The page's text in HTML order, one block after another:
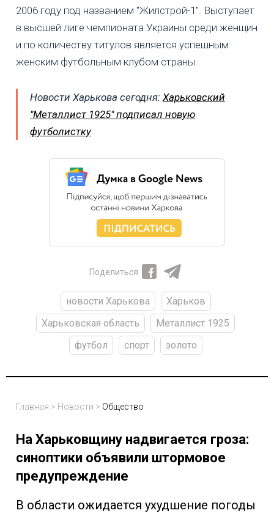
2006 году под названием "Жилстрой-1". Выступает
в высшей лиге чемпионата Украины среди женщин
и по количеству титулов является успешным
женским футбольным клубом страны.
Новости Харькова сегодня: Харьковский
"Металлист 1925" подписал новую
футболистку
Поделиться
новости Харькова
Харьков
Харьковская область
Металлист 1925
футбол
спорт золото
Главная > Новости > Общество
На Харьковщину надвигается гроза:
синоптики объявили штормовое
предупреждение
В области ожидается ухудшение погоды